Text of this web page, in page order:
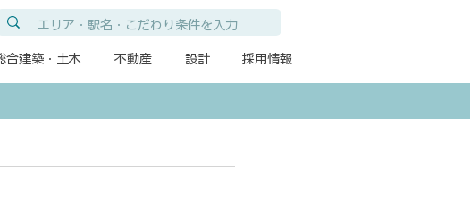
合建築・土木 不動産 設計 採用情報